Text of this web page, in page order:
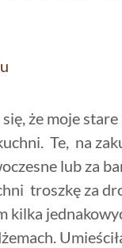
że moje
Te, na
lub za
troszkę za
kilka